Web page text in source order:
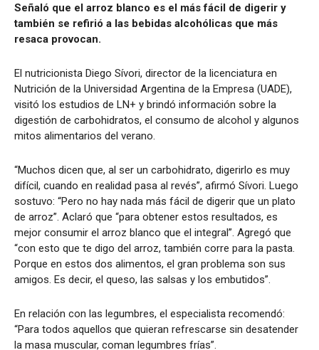
Señaló que el arroz blanco es el más fácil de digerir y
también se refirió a las bebidas alcohólicas que más
resaca provocan.
El nutricionista Diego Sívori, director de la licenciatura en
Nutrición de la Universidad Argentina de la Empresa (UADE),
visitó los estudios de LN+ y brindó información sobre la
digestión de carbohidratos, el consumo de alcohol y algunos
mitos alimentarios del verano.
“Muchos dicen que, al ser un carbohidrato, digerirlo es muy
difícil, cuando en realidad pasa al revés”, afirmó Sívori. Luego
sostuvo: “Pero no hay nada más fácil de digerir que un plato
de arroz”. Aclaró que “para obtener estos resultados, es
mejor consumir el arroz blanco que el integral”. Agregó que
“con esto que te digo del arroz, también corre para la pasta.
Porque en estos dos alimentos, el gran problema son sus
amigos. Es decir, el queso, las salsas y los embutidos”.
En relación con las legumbres, el especialista recomendó:
“Para todos aquellos que quieran refrescarse sin desatender
la masa muscular, coman legumbres frías”.